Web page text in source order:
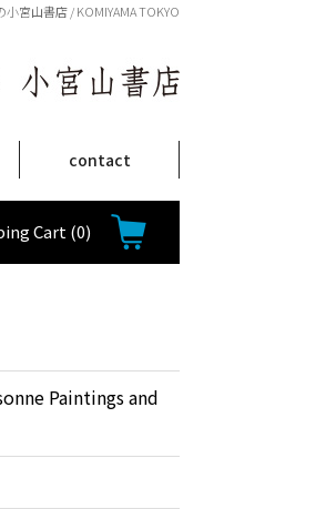
宮山書店 / KOMIYAMA TOKYO
る表示
ー
contact
Cart (0)
Paintings and